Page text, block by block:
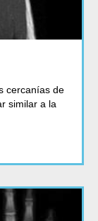
cercanías de
similar a la